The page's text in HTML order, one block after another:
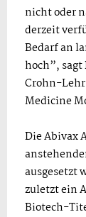
nicht oder
derzeit
Bedarf an
hoch”, sagt
Crohn-
Medicine
Die Abivax
ausgesetzt
zuletzt ein
Biotech-